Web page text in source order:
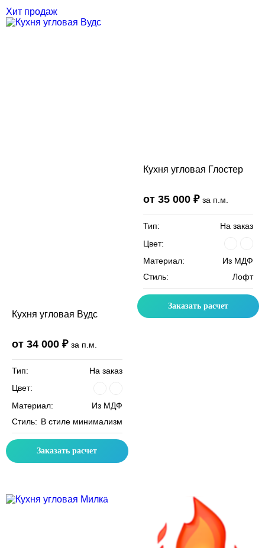
Хит продаж
Кухня угловая Вудс
от 34 000 ₽ за п.м.
Тип:
На заказ
Цвет:
Материал:
Из МДФ
Стиль: В стиле минимализм
Заказать расчет
Кухня угловая Глостер
от 35 000 ₽ за п.м.
Тип:
На заказ
Цвет:
Материал:
Из МДФ
Стиль:
Лофт
Заказать расчет